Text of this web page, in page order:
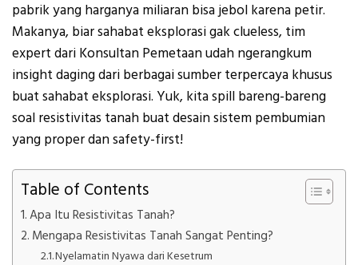
pabrik yang harganya miliaran bisa jebol karena petir.
Makanya, biar sahabat eksplorasi gak clueless, tim
expert dari Konsultan Pemetaan udah ngerangkum
insight daging dari berbagai sumber terpercaya khusus
buat sahabat eksplorasi. Yuk, kita spill bareng-bareng
soal resistivitas tanah buat desain sistem pembumian
yang proper dan safety-first!
Table of Contents
Apa Itu Resistivitas Tanah?
Mengapa Resistivitas Tanah Sangat Penting?
Nyelamatin Nyawa dari Kesetrum